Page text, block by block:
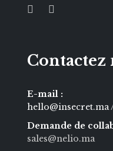
E-mail :
hello@insecret.ma
Demande de
sales@nelio.ma